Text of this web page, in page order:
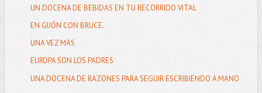
UN DOCENA DE BEBIDAS EN TU RECORRIDO VITAL
EN GIJÓN CON BRUCE.
UNA VEZ MÁS
EUROPA SON LOS PADRES
UNA DOCENA DE RAZONES PARA SEGUIR ESCRIBIENDO A MANO